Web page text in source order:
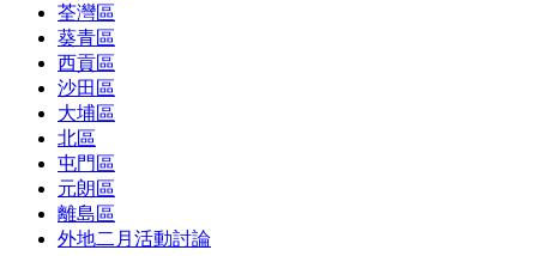
荃灣區
葵青區
西貢區
沙田區
大埔區
北區
屯門區
元朗區
離島區
外地二月活動討論